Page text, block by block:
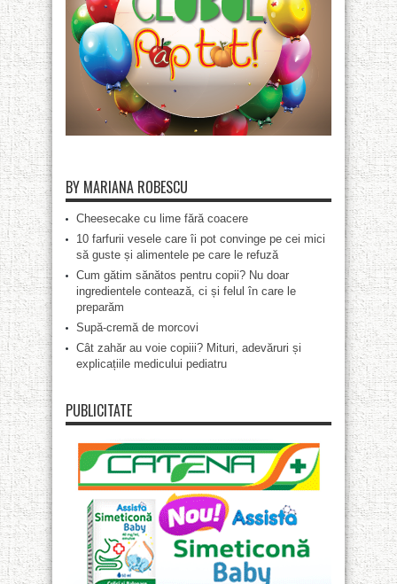
BY MARIANA ROBESCU
Cheesecake cu lime fără coacere
10 farfurii vesele care îi pot convinge pe cei mici
să guste și alimentele pe care le refuză
Cum gătim sănătos pentru copii? Nu doar
ingredientele contează, ci și felul în care le
preparăm
Supă-cremă de morcovi
Cât zahăr au voie copiii? Mituri, adevăruri și
explicațiile medicului pediatru
PUBLICITATE